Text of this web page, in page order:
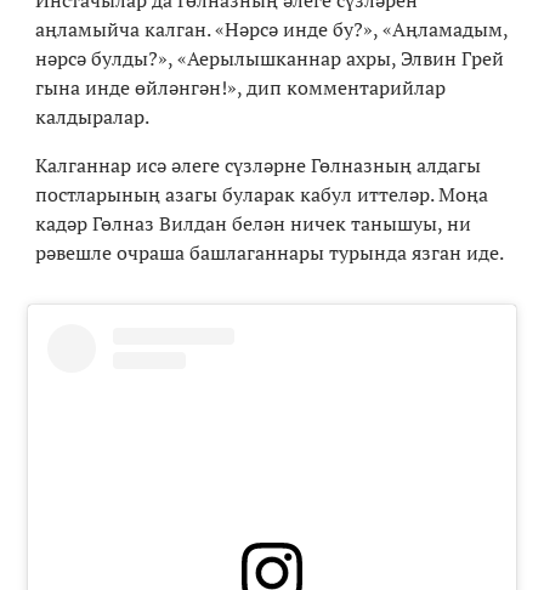
аңламыйча калган. «Нәрсә инде бу?», «Аңламадым,
нәрсә булды?», «Аерылышканнар ахры, Элвин Грей
гына инде өйләнгән!», дип комментарийлар
калдыралар.
Калганнар исә әлеге сүзләрне Гөлназның алдагы
постларының азагы буларак кабул иттеләр. Моңа
кадәр Гөлназ Вилдан белән ничек танышуы, ни
рәвешле очраша башлаганнары турында язган иде.